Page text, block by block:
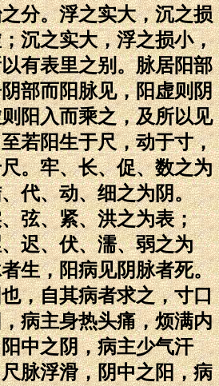
分。浮之实大，沉之损
沉之实大，浮之损小，
有表里之别。脉居阳部
部而阳脉见，阳虚则阴
阳入而乘之，及所以见
若阳生于尺，动于寸，
。牢、长、促、数之为
代、动、细之为阴。
弦、紧、洪之为表；
迟、伏、濡、弱之为
生，阳病见阴脉者死。
，自其病者求之，寸口
病主身热头痛，烦满内
中之阴，病主少气汗
脉浮滑，阴中之阳，病